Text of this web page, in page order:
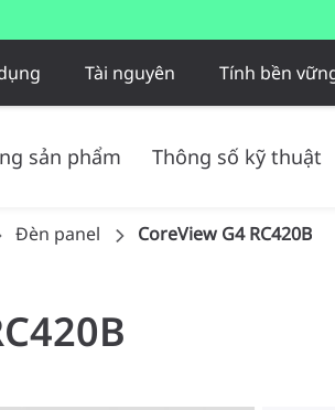
Tài nguyên Tính bền
sản phẩm Thông số kỹ thuật
Đèn panel CoreView G4 RC420B